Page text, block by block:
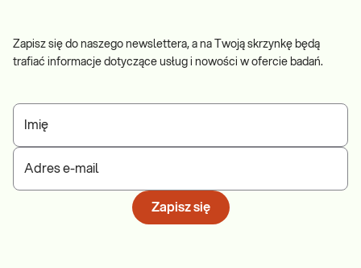
Zapisz się do naszego newslettera, a na Twoją skrzynkę będą
trafiać informacje dotyczące usług i nowości w ofercie badań.
Imię
Adres e-mail
Zapisz się